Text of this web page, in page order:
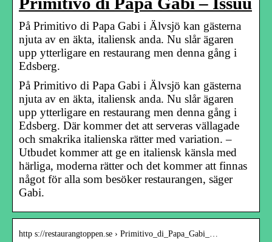
På Primitivo di Papa Gabi i Älvsjö kan gästerna
njuta av en äkta, italiensk anda. Nu slår ägaren
upp ytterligare en restaurang men denna gång i
Edsberg.
På Primitivo di Papa Gabi i Älvsjö kan gästerna
njuta av en äkta, italiensk anda. Nu slår ägaren
upp ytterligare en restaurang men denna gång i
Edsberg. Där kommer det att serveras vällagade
och smakrika italienska rätter med variation. –
Utbudet kommer att ge en italiensk känsla med
härliga, moderna rätter och det kommer att finnas
något för alla som besöker restaurangen, säger
Gabi.
http s://restaurangtoppen.se › Primitivo_di_Papa_Gabi_…